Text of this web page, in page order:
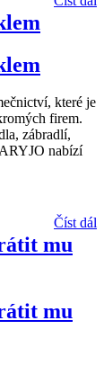
které je
firem.
zábradlí,
nabízí
Číst dál
mu
mu